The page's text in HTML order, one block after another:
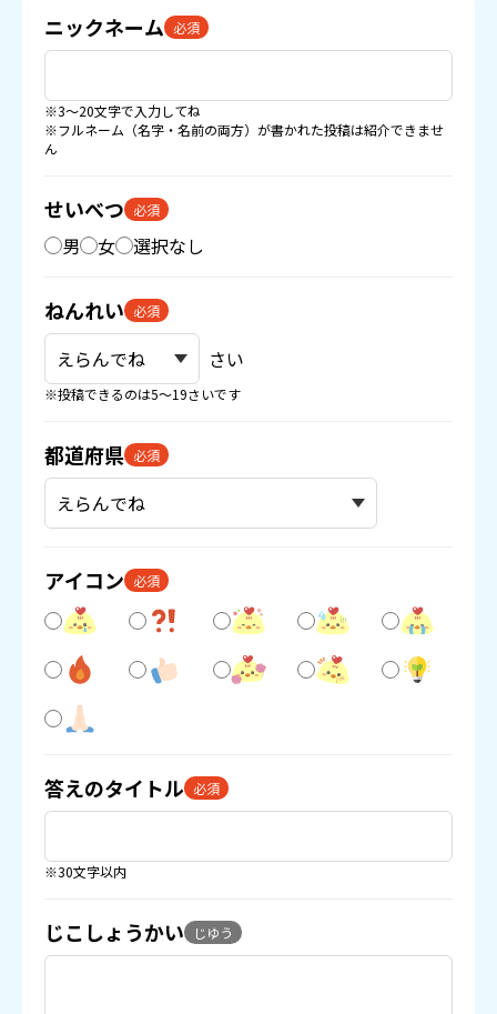
ニックネーム 必須
※3〜20文字で入力してね
※フルネーム（名字・名前の両方）が書かれた投稿は紹介できませ
ん
せいべつ 必須
男 女 選択なし
ねんれい 必須
さい
※投稿できるのは5〜19さいです
都道府県 必須
アイコン 必須
答えのタイトル 必須
※30文字以内
じこしょうかい じゆう